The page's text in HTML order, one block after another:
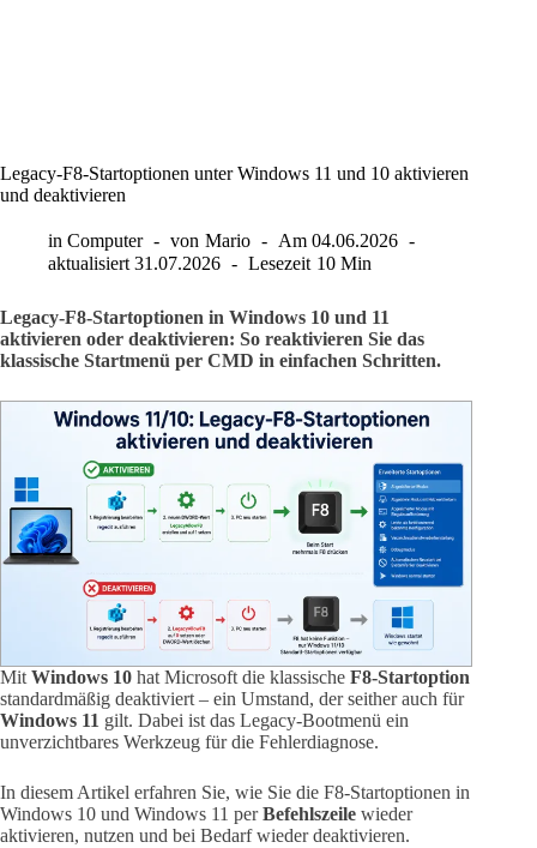
Legacy-F8-Startoptionen unter Windows 11 und 10 aktivieren
und deaktivieren
in Computer von Mario Am 04.06.2026
aktualisiert 31.07.2026 Lesezeit 10 Min
Legacy-F8-Startoptionen in Windows 10 und 11
aktivieren oder deaktivieren: So reaktivieren Sie das
klassische Startmenü per CMD in einfachen Schritten.
Mit Windows 10 hat Microsoft die klassische F8-Startoption
standardmäßig deaktiviert – ein Umstand, der seither auch für
Windows 11 gilt. Dabei ist das Legacy-Bootmenü ein
unverzichtbares Werkzeug für die Fehlerdiagnose.
In diesem Artikel erfahren Sie, wie Sie die F8-Startoptionen in
Windows 10 und Windows 11 perBefehlszeile wieder
aktivieren, nutzen und bei Bedarf wieder deaktivieren.